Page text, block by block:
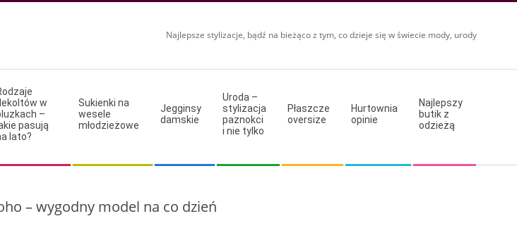
Najlepsze stylizacje, bądź na bieżąco z tym, co dzieje się w świecie mody, urody
w
–
pasują
lato?
Sukienki na
wesele
młodzieżowe
Jegginsy
damskie
Uroda –
stylizacja
paznokci
i nie tylko
Płaszcze
oversize
Hurtownia
opinie
Najlepszy
butik z
odzieżą
– wygodny model na co dzień